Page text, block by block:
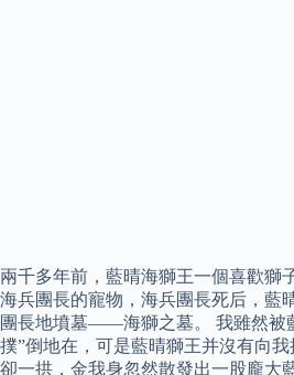
兩千多年前，藍晴海獅王一個喜歡獅
海兵團長的寵物，海兵團長死后，藍
團長地墳墓——海獅之墓。 我雖然被
撲”倒地在，可是藍晴獅王并沒有向
卻一拱，金我身忽然散發出一股龐大